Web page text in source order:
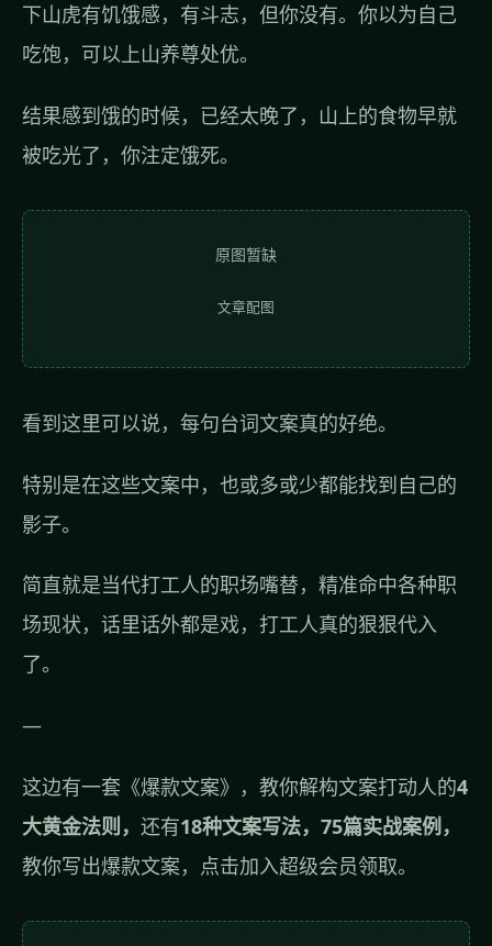
下山虎有饥饿感，有斗志，但你没有。你以为自己
吃饱，可以上山养尊处优。
结果感到饿的时候，已经太晚了，山上的食物早就
被吃光了，你注定饿死。
原图暂缺
文章配图
看到这里可以说，每句台词文案真的好绝。
特别是在这些文案中，也或多或少都能找到自己的
影子。
简直就是当代打工人的职场嘴替，精准命中各种职
场现状，话里话外都是戏，打工人真的狠狠代入
了。
—
这边有一套 《爆款文案》 ，教你解构文案打动人的4
大黄金法则， 还有18种文案写法，75篇实战案例，
教你写出爆款文案， 点击加入超级会员领取。